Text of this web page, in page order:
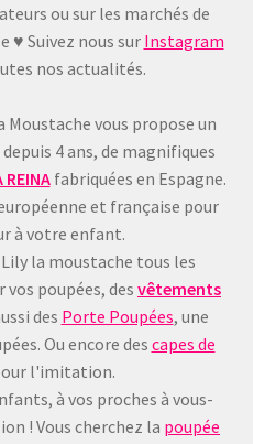
ou sur les marchés de
♥ Suivez nous sur Instagram
nos actualités.
Moustache vous propose un
4 ans, de magnifiques
REINAfabriquées en Espagne.
et française pour
à votre enfant.
la moustache tous les
poupées, des vêtements
des Porte Poupées, une
Ou encore des capes de
l'imitation.
à vos proches à vous-
! Vous cherchez la poupée